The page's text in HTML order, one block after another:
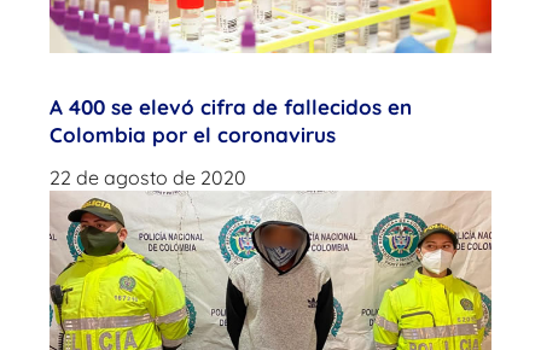
A 400 se elevó cifra de fallecidos en
Colombia por el coronavirus
22 de agosto de 2020